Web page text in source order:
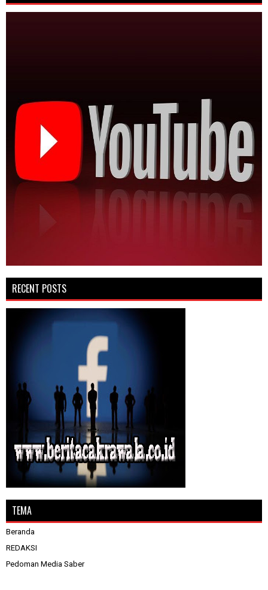
RECENT POSTS
TEMA
Beranda
REDAKSI
Pedoman Media Saber